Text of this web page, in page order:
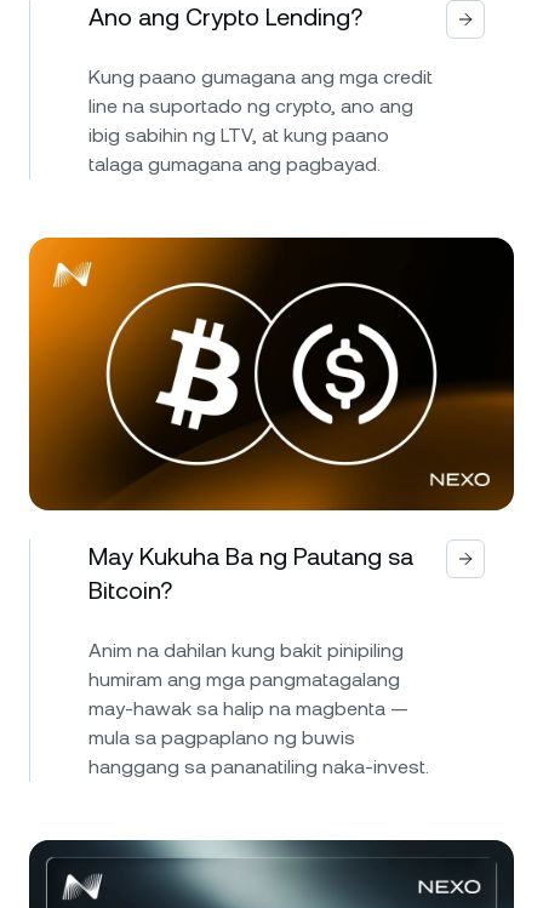
Ano ang Crypto Lending?
Kung paano gumagana ang mga credit
line na suportado ng crypto, ano ang
ibig sabihin ng LTV, at kung paano
talaga gumagana ang pagbayad.
May Kukuha Ba ng Pautang sa
Bitcoin?
Anim na dahilan kung bakit pinipiling
humiram ang mga pangmatagalang
may-hawak sa halip na magbenta —
mula sa pagpaplano ng buwis
hanggang sa pananatiling naka-invest.